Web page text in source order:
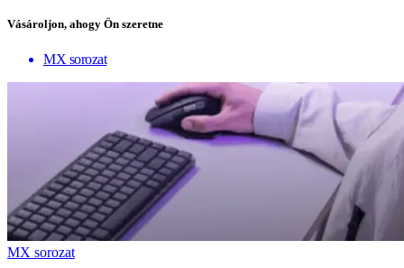
Vásároljon, ahogy Ön szeretne
MX sorozat
MX sorozat